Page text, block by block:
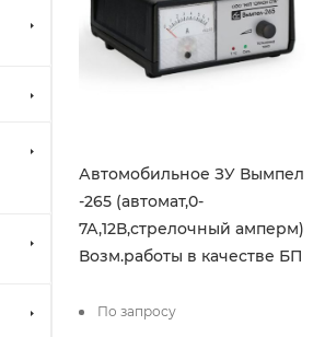
Автомобильное ЗУ Вымпел
-265 (автомат,0-
7А,12В,стрелочный амперм)
Возм.работы в качестве БП
По запросу